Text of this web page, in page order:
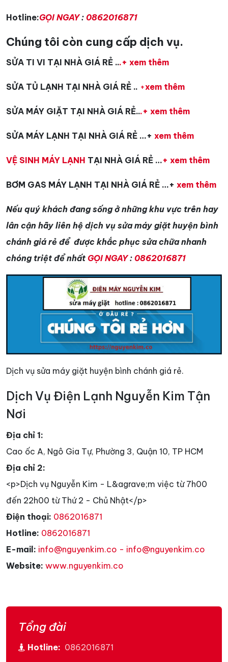
Hotline:GỌI NGAY: 0862016871
Chúng tôi còn cung cấp dịch vụ.
SỬA TI VI TẠI NHÀ GIÁ RẺ ...+ xem thêm
SỬA TỦ LẠNH TẠI NHÀ GIÁ RẺ .. +xem thêm
SỬA MÁY GIẶT TẠI NHÀ GIÁ RẺ...+ xem thêm
SỬA MÁY LẠNH TẠI NHÀ GIÁ RẺ …+ xem thêm
VỆ SINH MÁY LẠNH TẠI NHÀ GIÁ RẺ …+ xem thêm
BƠM GAS MÁY LẠNH TẠI NHÀ GIÁ RẺ …+ xem thêm
Nếu quý khách đang sống ở những khu vực trên hay
lân cận hãy liên hệ dịch vụ sửa máy giặt huyện bình
chánh giá rẻ để được khắc phục sửa chữa nhanh
chóng triệt để nhất GỌI NGAY: 0862016871
Dịch vụ sửa máy giặt huyện bình chánh giá rẻ.
Dịch Vụ Điện Lạnh Nguyễn Kim Tận
Nơi
Địa chỉ 1:
Cao ốc A, Ngô Gia Tự, Phường 3, Quận 10, TP HCM
Địa chỉ 2:
<p>Dịch vụ Nguyễn Kim - L&agrave;m việc từ 7h00
đến 22h00 từ Thứ 2 - Chủ Nhật</p>
Điện thoại: 0862016871
Hotline: 0862016871
E-mail: info@nguyenkim.co - info@nguyenkim.co
Website: www.nguyenkim.co
Tổng đài
Hotline: 0862016871